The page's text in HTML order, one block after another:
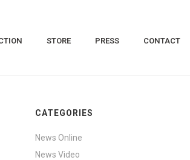
STORE PRESS CONTACT
CATEGORIES
News Online
News Video